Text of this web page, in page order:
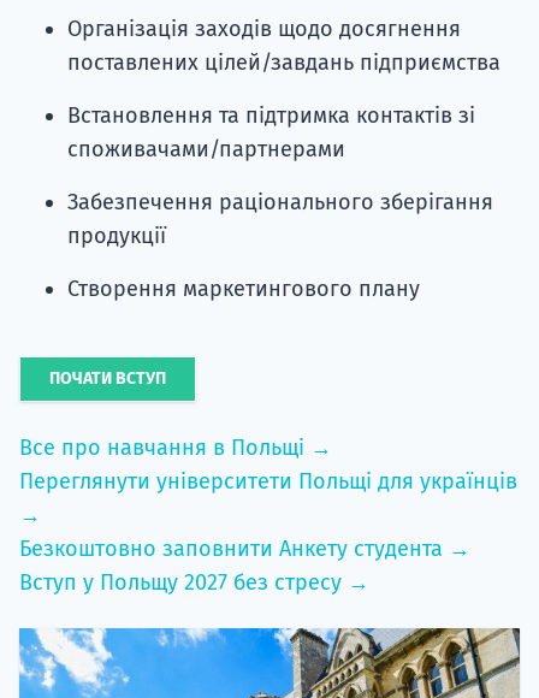
Організація заходів щодо досягнення
поставлених цілей/завдань підприємства
Встановлення та підтримка контактів зі
споживачами/партнерами
Забезпечення раціонального зберігання
продукції
Створення маркетингового плану
ПОЧАТИ ВСТУП
Все про навчання в Польщі →
Переглянути університети Польщі для українців
→
Безкоштовно заповнити Анкету студента →
Вступ у Польщу 2027 без стресу →